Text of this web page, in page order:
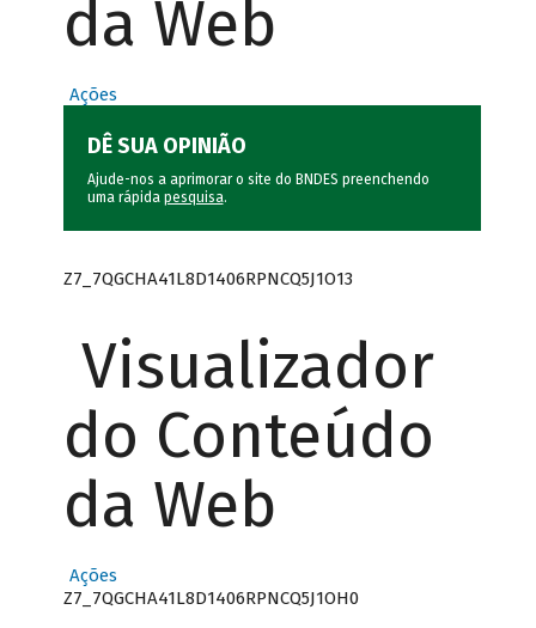
da Web
Ações
DÊ SUA OPINIÃO
Ajude-nos a aprimorar o site do BNDES preenchendo
uma rápida pesquisa.
Z7_7QGCHA41L8D1406RPNCQ5J1O13
Visualizador
do Conteúdo
da Web
Ações
Z7_7QGCHA41L8D1406RPNCQ5J1OH0